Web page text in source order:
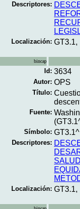
Descriptores:
Localización: GT3.1,
bincap
Id: 3634
Autor: OPS
Título:
Fuente:
Símbolo:
Descriptores:
Localización: GT3.1,